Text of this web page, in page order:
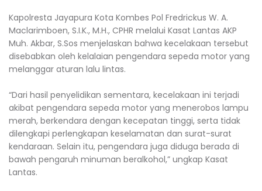
‎Kapolresta Jayapura Kota Kombes Pol Fredrickus W. A.
Maclarimboen, S.I.K., M.H., CPHR melalui Kasat Lantas AKP
Muh. Akbar, S.Sos menjelaskan bahwa kecelakaan tersebut
disebabkan oleh kelalaian pengendara sepeda motor yang
melanggar aturan lalu lintas.
‎“Dari hasil penyelidikan sementara, kecelakaan ini terjadi
akibat pengendara sepeda motor yang menerobos lampu
merah, berkendara dengan kecepatan tinggi, serta tidak
dilengkapi perlengkapan keselamatan dan surat-surat
kendaraan. Selain itu, pengendara juga diduga berada di
bawah pengaruh minuman beralkohol,” ungkap Kasat
Lantas.